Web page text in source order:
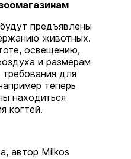
предъявлены
животных.
освещению,
и размерам
для
теперь
находиться
когтей.
автор Milkos